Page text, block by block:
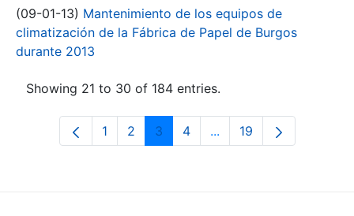
(09-01-13) Mantenimiento de los equipos de
climatización de la Fábrica de Papel de Burgos
durante 2013
Showing 21 to 30 of 184 entries.
Page
1 Page
2 Page
3 Page
4 ...Intermediate Pages
Page
19